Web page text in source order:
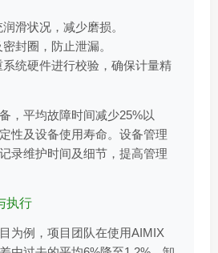
滑状况，减少磨损。
封圈，防止泄漏。
统硬件进行校验，确保计量精
，平均故障时间减少25%以
性及设备使用寿命。设备管理
录维护时间及细节，提高管理
执行
为例，项目团队在使用AIMIX